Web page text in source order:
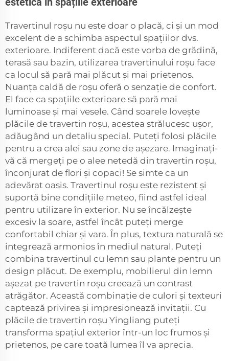
Travertinul roșu nu este doar o placă, ci și un mod
excelent de a schimba aspectul spațiilor dvs.
exterioare. Indiferent dacă este vorba de grădină,
terasă sau bazin, utilizarea travertinului roșu face
ca locul să pară mai plăcut și mai prietenos.
Nuanța caldă de roșu oferă o senzație de confort.
El face ca spațiile exterioare să pară mai
luminoase și mai vesele. Când soarele lovește
plăcile de travertin roșu, acestea strălucesc ușor,
adăugând un detaliu special. Puteți folosi plăcile
pentru a crea alei sau zone de așezare. Imaginați-
vă că mergeți pe o alee netedă din travertin roșu,
înconjurat de flori și copaci! Se simte ca un
adevărat oasis. Travertinul roșu este rezistent și
suportă bine condițiile meteo, fiind astfel ideal
pentru utilizare în exterior. Nu se încălzește
excesiv la soare, astfel încât puteți merge
confortabil chiar și vara. În plus, textura naturală se
integrează armonios în mediul natural. Puteți
combina travertinul cu lemn sau plante pentru un
design plăcut. De exemplu, mobilierul din lemn
așezat pe travertin roșu creează un contrast
atrăgător. Această combinație de culori și texteuri
captează privirea și impresionează invitații. Cu
plăcile de travertin roșu Yingliang puteți
transforma spațiul exterior într-un loc frumos și
prietenos, pe care toată lumea îl va aprecia.